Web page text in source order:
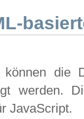
können die
werden.
JavaScript.